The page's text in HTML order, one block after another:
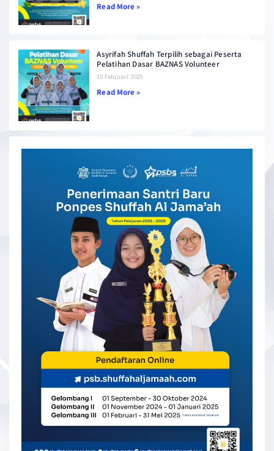
Read More »
Asyrifah Shuffah Terpilih sebagai Peserta
Pelatihan Dasar BAZNAS Volunteer
10 Februari 2025
Read More »